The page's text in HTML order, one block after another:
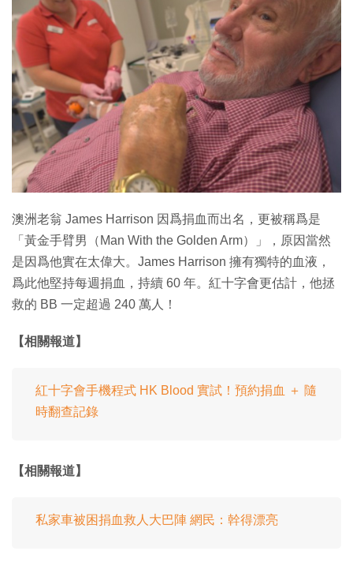
IT Times
生成式AI與雲端應用
Enterprise Digital Transformation
特集
澳洲老翁 James Harrison 因爲捐血而出名，更被稱爲是
「黃金手臂男（Man With the Golden Arm）」，原因當然
是因爲他實在太偉大。James Harrison 擁有獨特的血液，
爲此他堅持每週捐血，持續 60 年。紅十字會更估計，他拯
救的 BB 一定超過 240 萬人！
【相關報道】
紅十字會手機程式 HK Blood 實試！預約捐血 ＋ 隨
時翻查記錄
【相關報道】
私家車被困捐血救人大巴陣 網民：幹得漂亮